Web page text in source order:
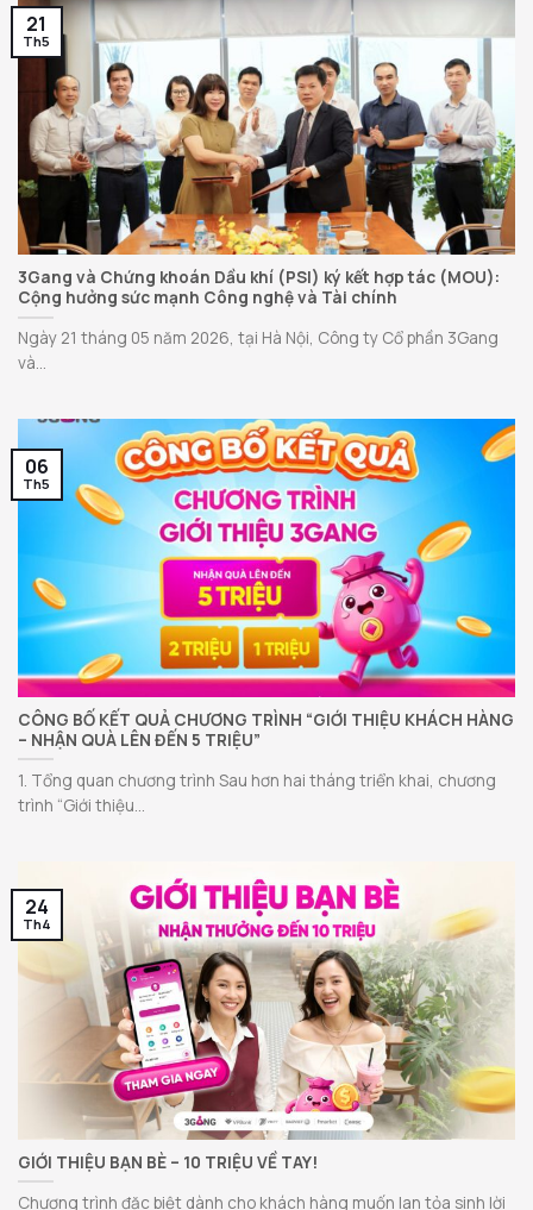
3Gang và Chứng khoán Dầu khí (PSI) ký kết hợp tác (MOU):
Cộng hưởng sức mạnh Công nghệ và Tài chính
Ngày 21 tháng 05 năm 2026, tại Hà Nội, Công ty Cổ phần 3Gang
và...
21
Th5
CÔNG BỐ KẾT QUẢ CHƯƠNG TRÌNH “GIỚI THIỆU KHÁCH HÀNG
– NHẬN QUÀ LÊN ĐẾN 5 TRIỆU”
1. Tổng quan chương trình Sau hơn hai tháng triển khai, chương
trình “Giới thiệu...
06
Th5
GIỚI THIỆU BẠN BÈ – 10 TRIỆU VỀ TAY!
Chương trình đặc biệt dành cho khách hàng muốn lan tỏa sinh lời
24
Th4